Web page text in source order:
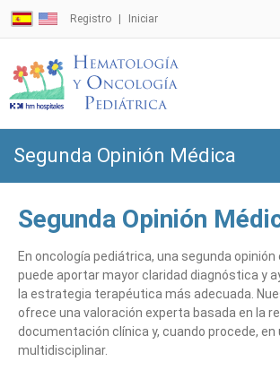
Registro Iniciar
Segunda Opinión Médica
Segunda Opinión
En oncología pediátrica, una segunda
puede aportar mayor claridad diagnóstica y
la estrategia terapéutica más adecuada.
ofrece una valoración experta basada en la
documentación clínica y, cuando procede, en
multidisciplinar.